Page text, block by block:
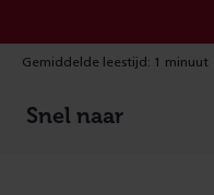
Gemiddelde leestijd: 1 minuut
Snel naar